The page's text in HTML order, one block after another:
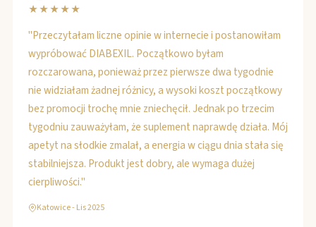
★★★★★
"Przeczytałam liczne opinie w internecie i postanowiłam
wypróbować DIABEXIL. Początkowo byłam
rozczarowana, ponieważ przez pierwsze dwa tygodnie
nie widziałam żadnej różnicy, a wysoki koszt początkowy
bez promocji trochę mnie zniechęcił. Jednak po trzecim
tygodniu zauważyłam, że suplement naprawdę działa. Mój
apetyt na słodkie zmalał, a energia w ciągu dnia stała się
stabilniejsza. Produkt jest dobry, ale wymaga dużej
cierpliwości."
Katowice - Lis 2025